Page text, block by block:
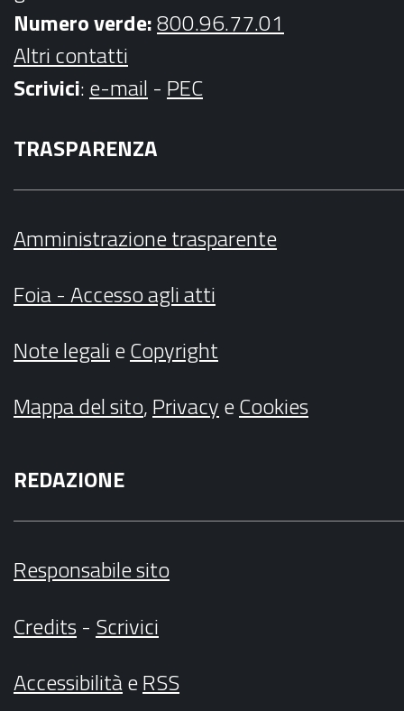
Numero verde:800.96.77.01
Altri contatti
Scrivici:e-mail - PEC
TRASPARENZA
Amministrazione trasparente
Foia - Accesso agli atti
Note legalieCopyright
Mappa del sito,PrivacyeCookies
REDAZIONE
Responsabile sito
Credits- Scrivici
AccessibilitàeRSS